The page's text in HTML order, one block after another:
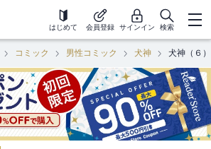
はじめて 会員登録 サインイン 検索
コミック 男性コミック 犬神 犬神（６）